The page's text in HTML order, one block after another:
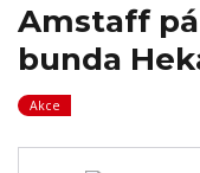
Amstaff
bunda
Akce